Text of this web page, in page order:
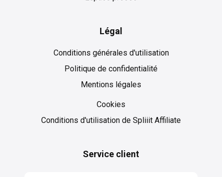
Légal
Conditions générales d'utilisation
Politique de confidentialité
Mentions légales
Cookies
Conditions d'utilisation de Spliiit Affiliate
Service client